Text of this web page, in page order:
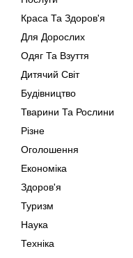
Краса Та Здоров'я
Для Дорослих
Одяг Та Взуття
Дитячий Світ
Будівництво
Тварини Та Рослини
Різне
Оголошення
Економіка
Здоров'я
Туризм
Наука
Техніка